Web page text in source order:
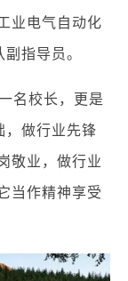
业电气自动化
指导员。
名校长，更是
，做行业先锋
敬业，做行业
当作精神享受